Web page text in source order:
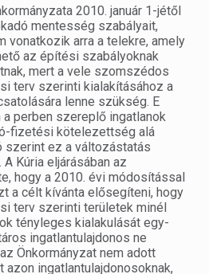
2010. január 1-jétől
mentesség szabályait,
vonatkozik arra a telekre, amely
az építési szabályoknak
mert a vele szomszédos
terv szerinti kialakításához a
lenne szükség. E
perben szereplő ingatlanok
fizetési kötelezettség alá
szerint ez a változástatás
Kúria eljárásában az
hogy a 2010. évi módosítással
a célt kívánta elősegíteni, hogy
terv szerinti területek minél
tényleges kialakulását egy-
ingatlantulajdonos ne
Önkormányzat nem adott
ingatlantulajdonosoknak,